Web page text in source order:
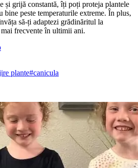
și grijă constantă, îți poți proteja plantele
bine peste temperaturile extreme. În plus,
să-ți adaptezi grădinăritul la
frecvente în ultimii ani.
plante#canicula